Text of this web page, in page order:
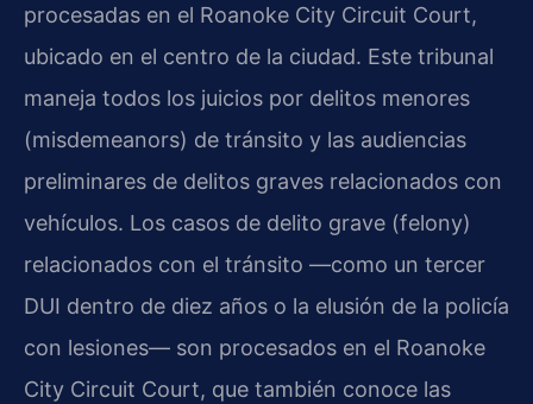
procesadas en el Roanoke City Circuit Court,
ubicado en el centro de la ciudad. Este tribunal
maneja todos los juicios por delitos menores
(misdemeanors) de tránsito y las audiencias
preliminares de delitos graves relacionados con
vehículos. Los casos de delito grave (felony)
relacionados con el tránsito —como un tercer
DUI dentro de diez años o la elusión de la policía
con lesiones— son procesados en el Roanoke
City Circuit Court, que también conoce las